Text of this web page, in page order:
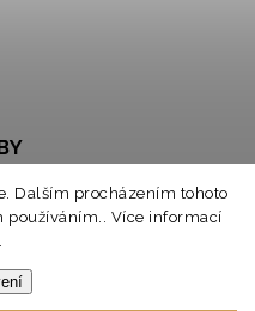
Dalším procházením tohoto
používáním.. Více informací
.